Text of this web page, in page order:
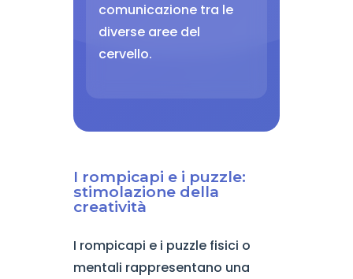
comunicazione tra le
diverse aree del
cervello.
I rompicapi e i puzzle:
stimolazione della
creatività
I rompicapi e i puzzle fisici o
mentali rappresentano una